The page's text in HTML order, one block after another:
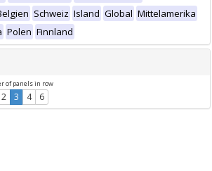
Schweiz Island Global Mittelamerika
Polen Finnland
of panels in row
2 3 4 6